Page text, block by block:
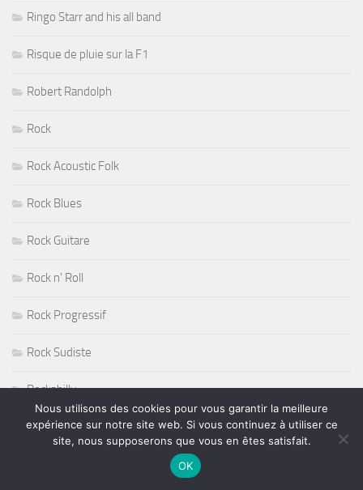
Ringo Starr and his all band
Risque de pluie sur la F1
Robert Randolph
Rock
Rock Acoustic Folk
Rock Blues
Rock Guitare
Rock n' Roll
Rock Progressif
Rock Sudiste
Rockabilly
Roger Nichols
Nous utilisons des cookies pour vous garantir la meilleure
expérience sur notre site web. Si vous continuez à utiliser ce
site, nous supposerons que vous en êtes satisfait.
OK